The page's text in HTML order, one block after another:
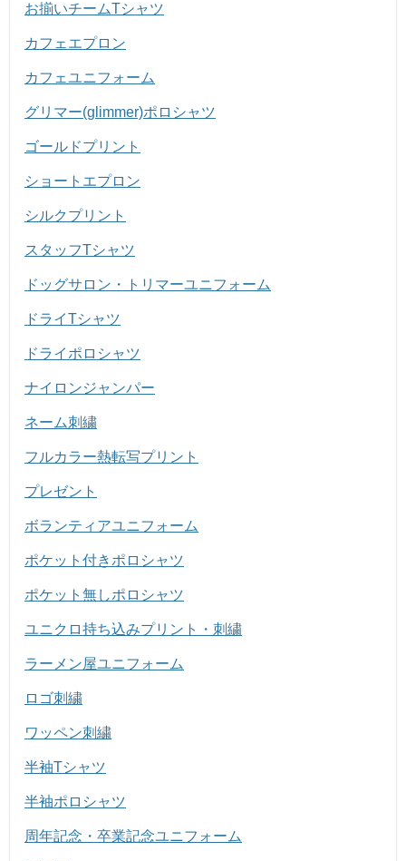
お揃いチームTシャツ
カフェエプロン
カフェユニフォーム
グリマー(glimmer)ポロシャツ
ゴールドプリント
ショートエプロン
シルクプリント
スタッフTシャツ
ドッグサロン・トリマーユニフォーム
ドライTシャツ
ドライポロシャツ
ナイロンジャンパー
ネーム刺繍
フルカラー熱転写プリント
プレゼント
ボランティアユニフォーム
ポケット付きポロシャツ
ポケット無しポロシャツ
ユニクロ持ち込みプリント・刺繍
ラーメン屋ユニフォーム
ロゴ刺繍
ワッペン刺繍
半袖Tシャツ
半袖ポロシャツ
周年記念・卒業記念ユニフォーム